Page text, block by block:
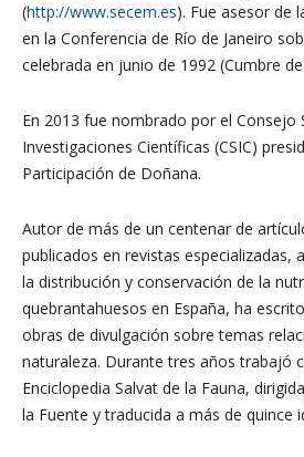
(http://www.secem.es). Fue asesor de
en la Conferencia de Río de Janeiro
celebrada en junio de 1992 (Cumbre
En 2013 fue nombrado por el Consejo
Investigaciones Científicas (CSIC)
Participación de Doñana.
Autor de más de un centenar de
publicados en revistas especializadas,
la distribución y conservación de la
quebrantahuesos en España, ha
obras de divulgación sobre temas
naturaleza. Durante tres años trabajó
Enciclopedia Salvat de la Fauna,
la Fuente y traducida a más de quince